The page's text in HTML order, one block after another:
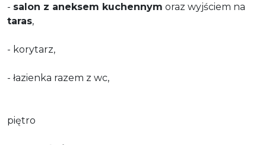
- salon z aneksem kuchennym oraz wyjściem na
taras,
- korytarz,
- łazienka razem z wc,
piętro